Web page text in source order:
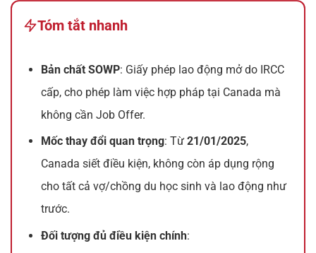
Tóm tắt nhanh
Bản chất SOWP: Giấy phép lao động mở do IRCC
cấp, cho phép làm việc hợp pháp tại Canada mà
không cần Job Offer.
Mốc thay đổi quan trọng: Từ21/01/2025,
Canada siết điều kiện, không còn áp dụng rộng
cho tất cả vợ/chồng du học sinh và lao động như
trước.
Đối tượng đủ điều kiện chính: